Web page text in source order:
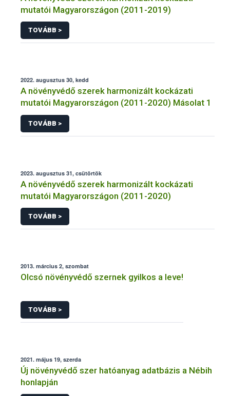
mutatói Magyarországon (2011-2019)
TOVÁBB >
2022. augusztus 30, kedd
A növényvédő szerek harmonizált kockázati
mutatói Magyarországon (2011-2020) Másolat 1
TOVÁBB >
2023. augusztus 31, csütörtök
A növényvédő szerek harmonizált kockázati
mutatói Magyarországon (2011-2020)
TOVÁBB >
2013. március 2, szombat
Olcsó növényvédő szernek gyilkos a leve!
TOVÁBB >
2021. május 19, szerda
Új növényvédő szer hatóanyag adatbázis a Nébih
honlapján